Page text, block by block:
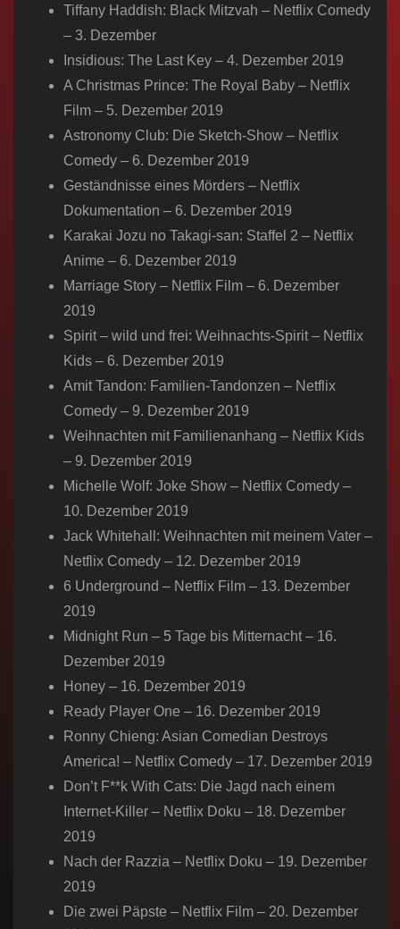
Tiffany Haddish: Black Mitzvah – Netflix Comedy
– 3. Dezember
Insidious: The Last Key – 4. Dezember 2019
A Christmas Prince: The Royal Baby – Netflix
Film – 5. Dezember 2019
Astronomy Club: Die Sketch-Show – Netflix
Comedy – 6. Dezember 2019
Geständnisse eines Mörders – Netflix
Dokumentation – 6. Dezember 2019
Karakai Jozu no Takagi-san: Staffel 2 – Netflix
Anime – 6. Dezember 2019
Marriage Story – Netflix Film – 6. Dezember
2019
Spirit – wild und frei: Weihnachts-Spirit – Netflix
Kids – 6. Dezember 2019
Amit Tandon: Familien-Tandonzen – Netflix
Comedy – 9. Dezember 2019
Weihnachten mit Familienanhang – Netflix Kids
– 9. Dezember 2019
Michelle Wolf: Joke Show – Netflix Comedy –
10. Dezember 2019
Jack Whitehall: Weihnachten mit meinem Vater –
Netflix Comedy – 12. Dezember 2019
6 Underground – Netflix Film – 13. Dezember
2019
Midnight Run – 5 Tage bis Mitternacht – 16.
Dezember 2019
Honey – 16. Dezember 2019
Ready Player One – 16. Dezember 2019
Ronny Chieng: Asian Comedian Destroys
America! – Netflix Comedy – 17. Dezember 2019
Don’t F**k With Cats: Die Jagd nach einem
Internet-Killer – Netflix Doku – 18. Dezember
2019
Nach der Razzia – Netflix Doku – 19. Dezember
2019
Die zwei Päpste – Netflix Film – 20. Dezember